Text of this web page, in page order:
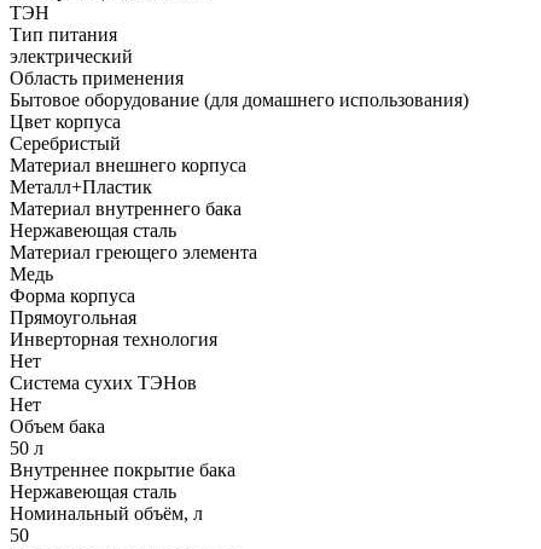
ТЭН
Тип питания
электрический
Область применения
Бытовое оборудование (для домашнего использования)
Цвет корпуса
Серебристый
Материал внешнего корпуса
Металл+Пластик
Материал внутреннего бака
Нержавеющая сталь
Материал греющего элемента
Медь
Форма корпуса
Прямоугольная
Инверторная технология
Нет
Система сухих ТЭНов
Нет
Объем бака
50 л
Внутреннее покрытие бака
Нержавеющая сталь
Номинальный объём, л
50